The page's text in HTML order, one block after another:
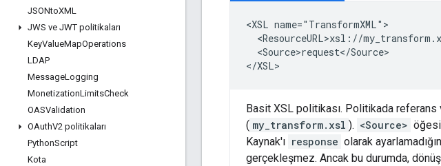
JSONtoXML
JWS ve JWT politikaları
KeyValueMapOperations
LDAP
MessageLogging
MonetizationLimitsCheck
OASValidation
OAuthV2 politikaları
PythonScript
Kota
<XSL name="TransformXML">
<ResourceURL>xsl://
  <Source>request</Source>
</XSL>
Basit XSL politikası. Politikada
( my_transform.xsl ). <Source>
Kaynak'ı response olarak
gerçekleşmez. Ancak bu durumda,